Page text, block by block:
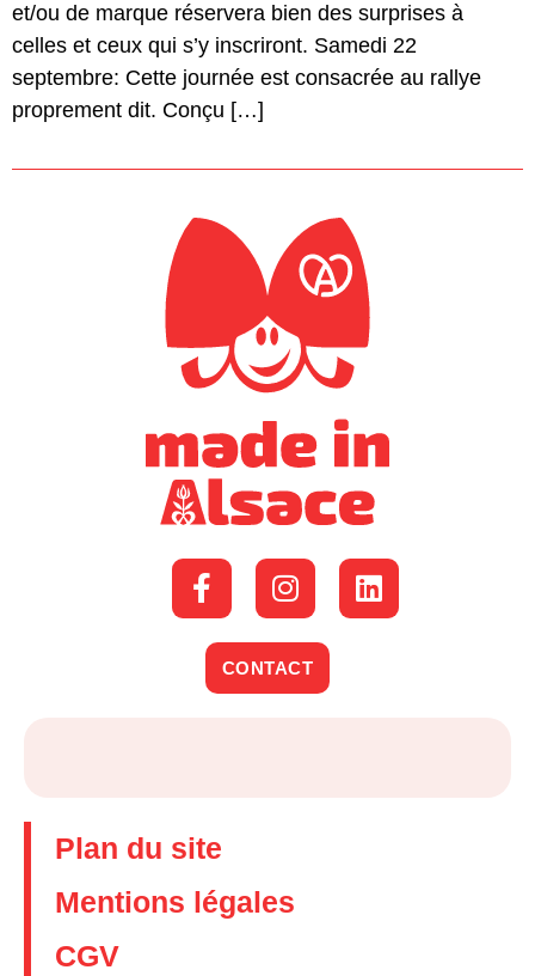
et/ou de marque réservera bien des surprises à
celles et ceux qui s’y inscriront. Samedi 22
septembre: Cette journée est consacrée au rallye
proprement dit. Conçu […]
CONTACT
Plan du site
Mentions légales
CGV